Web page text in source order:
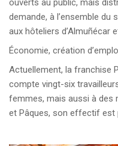
ouverts au public, mais
demande, à l’ensemble du
aux hôteliers d’Almuñécar
Économie, création
Actuellement, la franchise
compte vingt-six
femmes, mais aussi à des
et Pâques, son effectif est